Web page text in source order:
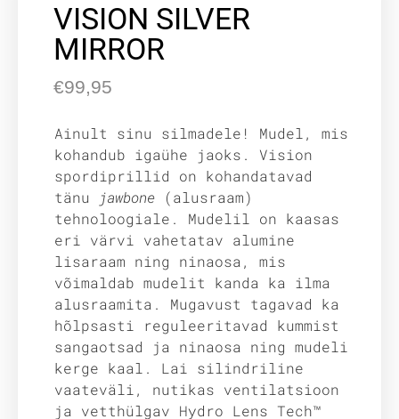
VISION SILVER
MIRROR
€99,95
Ainult sinu silmadele! Mudel, mis
kohandub igaühe jaoks. Vision
spordiprillid on kohandatavad
tänu
jawbone (alusraam)
tehnoloogiale. Mudelil on kaasas
eri värvi vahetatav alumine
lisaraam ning ninaosa, mis
võimaldab mudelit kanda ka ilma
alusraamita. Mugavust tagavad ka
hõlpsasti reguleeritavad kummist
sangaotsad ja ninaosa ning mudeli
kerge kaal. Lai silindriline
vaateväli, nutikas ventilatsioon
ja vetthülgav Hydro Lens Tech™